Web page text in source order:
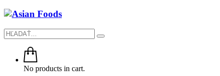
No products in cart.